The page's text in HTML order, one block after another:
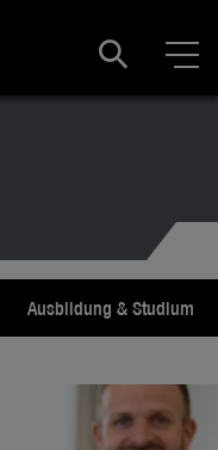
Ausbildung & Studium